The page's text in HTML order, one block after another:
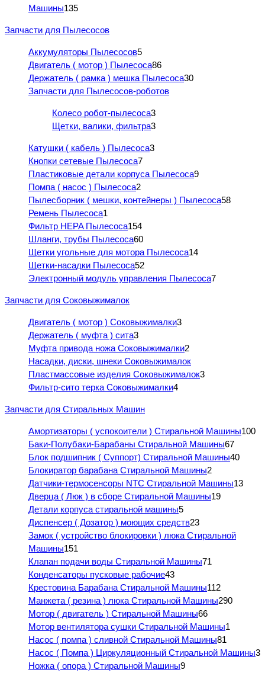
Машины135
Запчасти для Пылесосов
Аккумуляторы Пылесосов5
Двигатель ( мотор ) Пылесоса86
Держатель ( рамка ) мешка Пылесоса30
Запчасти для Пылесосов-роботов
Колесо робот-пылесоса3
Щетки, валики, фильтра3
Катушки ( кабель ) Пылесоса3
Кнопки сетевые Пылесоса7
Пластиковые детали корпуса Пылесоса9
Помпа ( насос ) Пылесоса2
Пылесборник ( мешки, контейнеры ) Пылесоса58
Ремень Пылесоса1
Фильтр HEPA Пылесоса154
Шланги, трубы Пылесоса60
Щетки угольные для мотора Пылесоса14
Щетки-насадки Пылесоса52
Электронный модуль управления Пылесоса7
Запчасти для Соковыжималок
Двигатель ( мотор ) Соковыжималки3
Держатель ( муфта ) сита3
Муфта привода ножа Соковыжималки2
Насадки, диски, шнеки Соковыжималок
Пластмассовые изделия Соковыжималок3
Фильтр-сито терка Соковыжималки4
Запчасти для Стиральных Машин
Амортизаторы ( успокоители ) Стиральной Машины100
Баки-Полубаки-Барабаны Стиральной Машины67
Блок подшипник ( Суппорт) Стиральной Машины40
Блокиратор барабана Стиральной Машины2
Датчики-термосенсоры NTC Стиральной Машины13
Дверца ( Люк ) в сборе Стиральной Машины19
Детали корпуса стиральной машины5
Диспенсер ( Дозатор ) моющих средств23
Замок ( устройство блокировки ) люка Стиральной
Машины151
Клапан подачи воды Стиральной Машины71
Конденсаторы пусковые рабочие43
Крестовина Барабана Стиральной Машины112
Манжета ( резина ) люка Стиральной Машины290
Мотор ( двигатель ) Стиральной Машины66
Мотор вентилятора сушки Стиральной Машины1
Насос ( помпа ) сливной Стиральной Машины81
Насос ( Помпа ) Циркуляционный Стиральной Машины3
Ножка ( опора ) Стиральной Машины9